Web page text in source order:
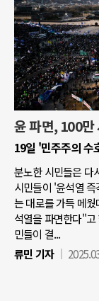
윤 파면, 100
19일 '민주주의
분노한 시민들은 다
시민들이 '윤석열
는 대로를 가득 메
석열을 파면한다"고
민들이 결...
류민 기자